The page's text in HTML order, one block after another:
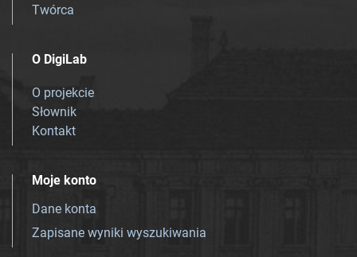
Twórca
O DigiLab
O projekcie
Słownik
Kontakt
Moje konto
Dane konta
Zapisane wyniki wyszukiwania